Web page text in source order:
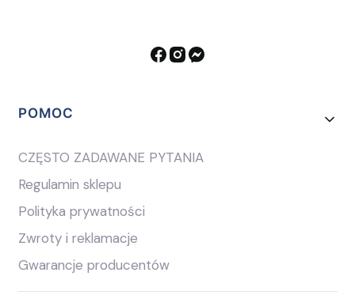
Linki w stopce
POMOC
CZĘSTO ZADAWANE PYTANIA
Regulamin sklepu
Polityka prywatności
Zwroty i reklamacje
Gwarancje producentów